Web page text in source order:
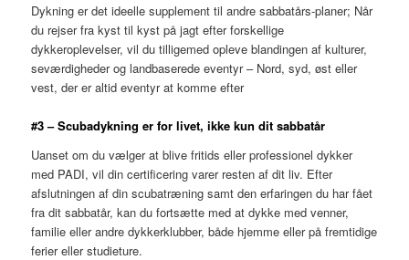
Dykning er det ideelle supplement til andre sabbatårs-planer; Når
du rejser fra kyst til kyst på jagt efter forskellige
dykkeroplevelser, vil du tilligemed opleve blandingen af ​​kulturer,
seværdigheder og landbaserede eventyr – Nord, syd, øst eller
vest, der er altid eventyr at komme efter
#3 – Scubadykning er for livet, ikke kun dit sabbatår
Uanset om du vælger at blive fritids eller professionel dykker
med PADI, vil din certificering varer resten af ​​dit liv. Efter
afslutningen af ​​din scubatræning samt den erfaringen du har fået
fra dit sabbatår, kan du fortsætte med at dykke med venner,
familie eller andre dykkerklubber, både hjemme eller på fremtidige
ferier eller studieture.